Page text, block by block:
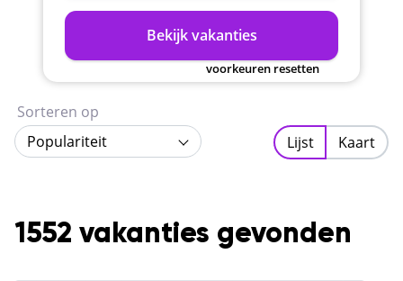
Bekijk vakanties
voorkeuren resetten
1552 vakanties gevonden
Sorteren op
Populariteit
Lijst Kaart